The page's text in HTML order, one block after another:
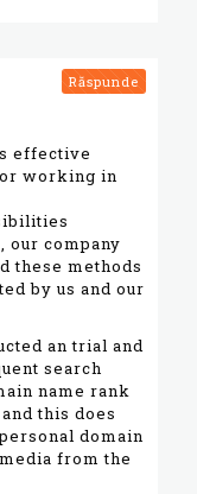
effective
working in
company
these methods
by us and our
an trial and
search
name rank
this does
domain
from the
Răspunde